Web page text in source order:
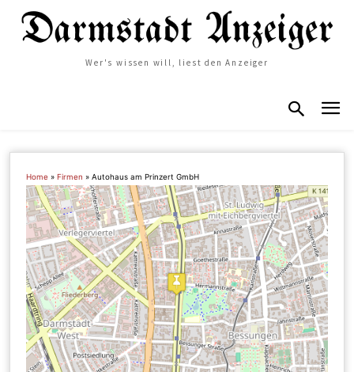
Wer's wissen will, liest den Anzeiger
Home »Firmen »Autohaus am Prinzert GmbH